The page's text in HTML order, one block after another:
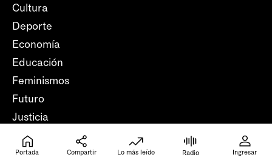
Cultura
Deporte
Economía
Educación
Feminismos
Futuro
Justicia
Libros
Mundo
Portada Compartir Lo más leído Radio Ingresar